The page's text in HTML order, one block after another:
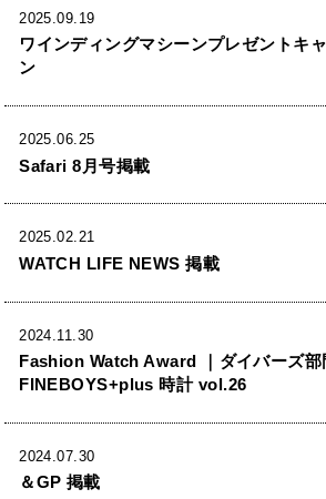
2025.09.19
ワインディングマシーンプレゼントキ
ン
2025.06.25
Safari 8月号掲載
2025.02.21
WATCH LIFE NEWS 掲載
2024.11.30
Fashion Watch Award ｜ダイバーズ部
FINEBOYS+plus 時計 vol.26
2024.07.30
＆GP 掲載